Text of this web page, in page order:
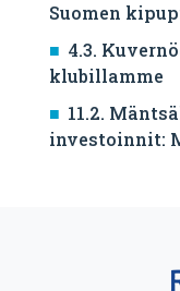
Suomen
4.3.
klubillamme
11.2.
investoinnit: